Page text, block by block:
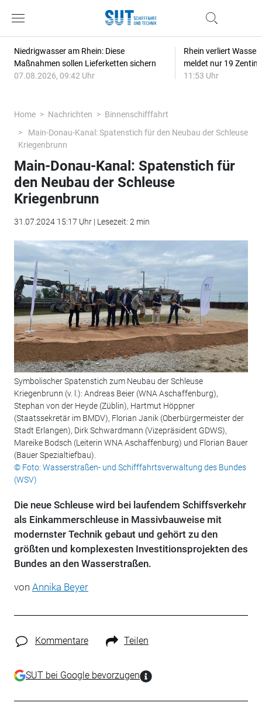
Niedrigwasser am Rhein: Diese
Maßnahmen sollen Lieferketten sichern
07.08.2026, 09:42 Uhr
Rhein verliert Wasser
meldet nur 19
11:53 Uhr
Home Nachrichten
Binnenschifffahrt
Main-Donau-Kanal: Spatenstich für den Neubau der Schleuse
Kriegenbrunn
Main-Donau-Kanal: Spatenstich für
den Neubau der Schleuse
Kriegenbrunn
31.07.2024 15:17 Uhr | Lesezeit: 2 min
Symbolischer Spatenstich zum Neubau der Schleuse
Kriegenbrunn (v. l.): Andreas Beier (WNA Aschaffenburg),
Stephan von der Heyde (Züblin), Hartmut Höppner
(Staatssekretär im BMDV), Florian Janik (Oberbürgermeister der
Stadt Erlangen), Dirk Schwardmann (Vizepräsident GDWS),
Mareike Bodsch (Leiterin WNA Aschaffenburg) und Florian Bauer
(Bauer Spezialtiefbau).
© Foto: Wasserstraßen- und Schifffahrtsverwaltung des Bundes
(WSV)
Die neue Schleuse wird bei laufendem Schiffsverkehr
als Einkammerschleuse in Massivbauweise mit
modernster Technik gebaut und gehört zu den
größten und komplexesten Investitionsprojekten des
Bundes an den Wasserstraßen.
von Annika Beyer
Kommentare Teilen
SUT bei Google bevorzugen